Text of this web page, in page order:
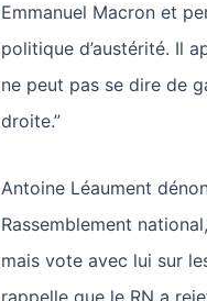
Emmanuel Macron et
politique d’austérité. Il
ne peut pas se dire de
droite.”
Antoine Léaument
Rassemblement
mais vote avec lui sur
rappelle que le RN a